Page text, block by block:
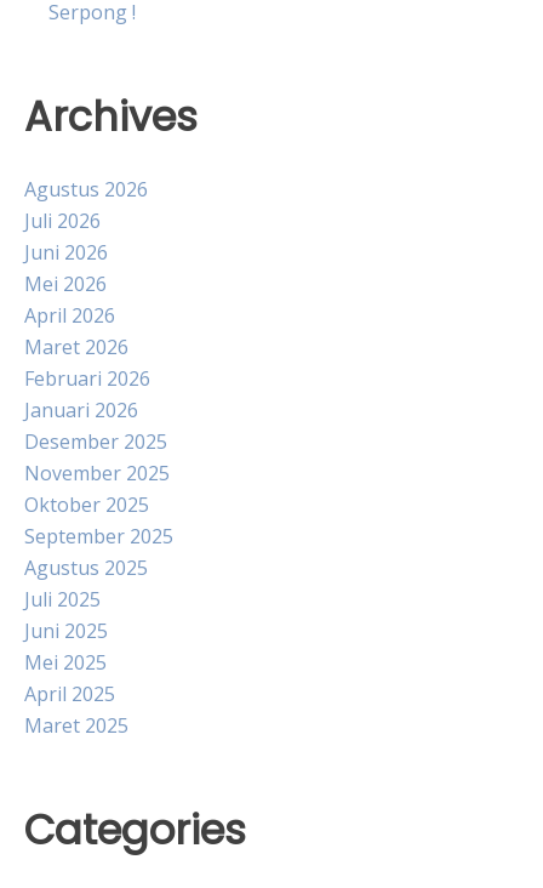
Serpong !
Archives
Agustus 2026
Juli 2026
Juni 2026
Mei 2026
April 2026
Maret 2026
Februari 2026
Januari 2026
Desember 2025
November 2025
Oktober 2025
September 2025
Agustus 2025
Juli 2025
Juni 2025
Mei 2025
April 2025
Maret 2025
Categories